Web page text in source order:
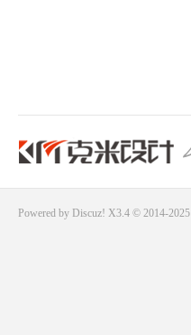
Powered by Discuz! X3.4 © 2014-2025